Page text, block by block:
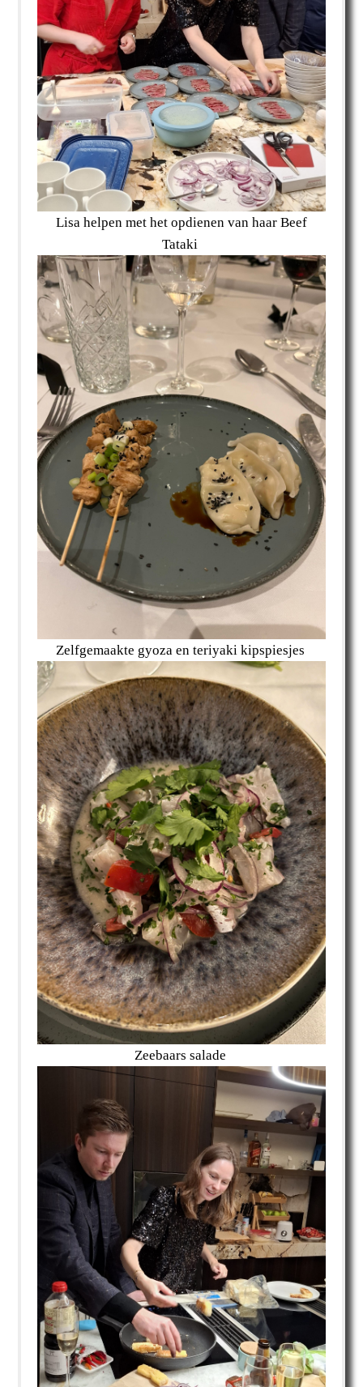
Lisa helpen met het opdienen van haar Beef
Tataki
Zelfgemaakte gyoza en teriyaki kipspiesjes
Zeebaars salade